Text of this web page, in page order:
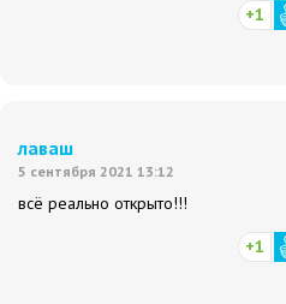
+1
лаваш
5 сентября 2021 13:12
всё реально открыто!!!
+1